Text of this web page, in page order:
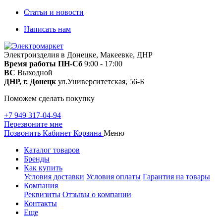
Статьи и новости
Написать нам
Электроизделия в Донецке, Макеевке, ДНР
Время работы ПН-Сб 9:00 - 17:00
ВС Выходной
ДНР, г. Донецк ул.Университетская, 56-Б
Поможем сделать покупку
+7 949 317-04-94
Перезвоните мне
Позвонить Кабинет Корзина Меню
Каталог товаров
Бренды
Как купить
Условия доставки Условия оплаты Гарантия на товары
Компания
Реквизиты Отзывы о компании
Контакты
Еще